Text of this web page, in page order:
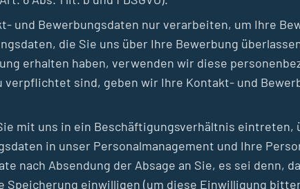
und Bewerbungsdaten nur verarbeiten, um Ihre
die Sie uns über Ihre Bewerbung
erhalten haben, verwenden wir diese
verpflichtet sind, geben wir Ihre Kontakt- und
mit uns in ein Beschäftigungsverhältnis
in unser Personalmanagement und Ihre
nach Absendung der Absage an Sie, es sei denn,
einwilligen (um diese Einwilligung